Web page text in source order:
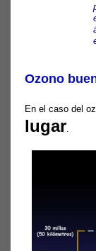
Ozono
En el caso del
lugar.